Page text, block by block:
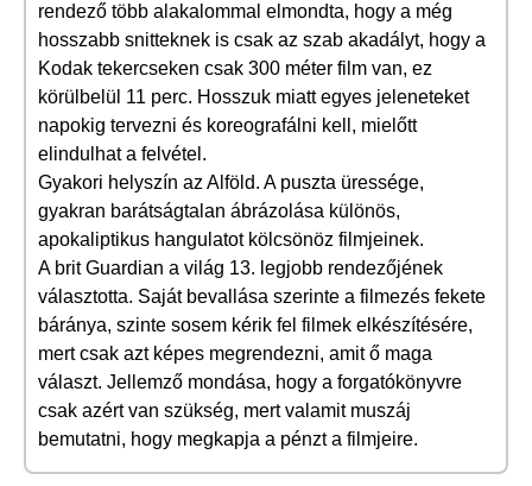
rendező több alakalommal elmondta, hogy a még
hosszabb snitteknek is csak az szab akadályt, hogy a
Kodak tekercseken csak 300 méter film van, ez
körülbelül 11 perc. Hosszuk miatt egyes jeleneteket
napokig tervezni és koreografálni kell, mielőtt
elindulhat a felvétel.
Gyakori helyszín az Alföld. A puszta üressége,
gyakran barátságtalan ábrázolása különös,
apokaliptikus hangulatot kölcsönöz filmjeinek.
A brit Guardian a világ 13. legjobb rendezőjének
választotta. Saját bevallása szerinte a filmezés fekete
báránya, szinte sosem kérik fel filmek elkészítésére,
mert csak azt képes megrendezni, amit ő maga
választ. Jellemző mondása, hogy a forgatókönyvre
csak azért van szükség, mert valamit muszáj
bemutatni, hogy megkapja a pénzt a filmjeire.